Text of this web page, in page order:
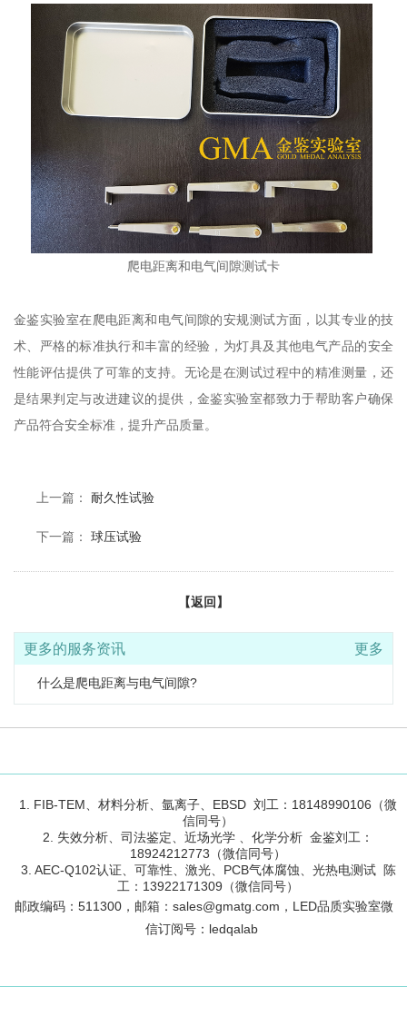
爬电距离和电气间隙测试卡
金鉴实验室在爬电距离和电气间隙的安规测试方面，以其专业的技
术、严格的标准执行和丰富的经验，为灯具及其他电气产品的安全
性能评估提供了可靠的支持。无论是在测试过程中的精准测量，还
是结果判定与改进建议的提供，金鉴实验室都致力于帮助客户确保
产品符合安全标准，提升产品质量。
上一篇： 耐久性试验
下一篇： 球压试验
【返回】
更多的服务资讯 更多
什么是爬电距离与电气间隙?
1. FIB-TEM、材料分析、氩离子、EBSD 刘工：18148990106（微
信同号）
2. 失效分析、司法鉴定、近场光学 、化学分析 金鉴刘工：
18924212773（微信同号）
3. AEC-Q102认证、可靠性、激光、PCB气体腐蚀、光热电测试 陈
工：13922171309（微信同号）
邮政编码： 511300，邮箱：sales@gmatg.com，LED品质实验室微
信订阅号：ledqalab